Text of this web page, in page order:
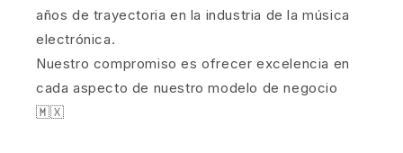
años de trayectoria en la industria de la música
electrónica.
Nuestro compromiso es ofrecer excelencia en
cada aspecto de nuestro modelo de negocio
🇲🇽